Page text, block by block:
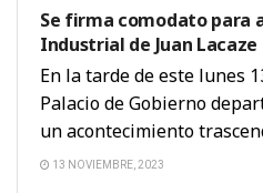
Se firma comodato para
Industrial de Juan Lacaze
En la tarde de este lunes
Palacio de Gobierno
un acontecimiento
13 NOVIEMBRE, 2023